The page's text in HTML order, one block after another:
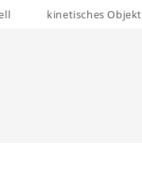
kinetisches Objekt